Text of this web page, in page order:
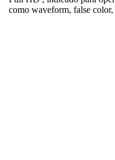
como waveform, false